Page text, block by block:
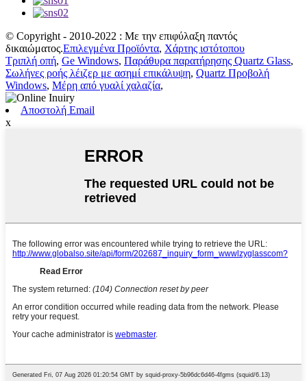
© Copyright - 2010-2022 : Με την επιφύλαξη παντός
δικαιώματος.Επιλεγμένα Προϊόντα, Χάρτης ιστότοπου
Τριπλή οπή, Ge Windows, Παράθυρα παρατήρησης Quartz Glass,
Σωλήνες ροής λέιζερ με ασημί επικάλυψη, Quartz Προβολή
Windows, Μέρη από γυαλί χαλαζία,
Αποστολή Email
x